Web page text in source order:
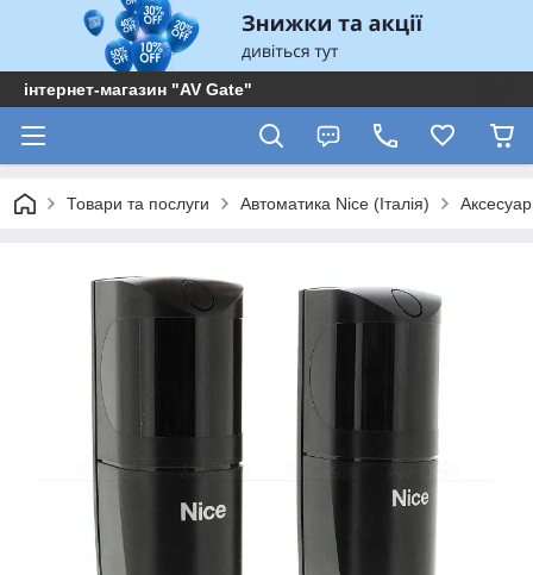
інтернет-магазин "AV Gate"
Товари та послуги Автоматика Nice (Італія)